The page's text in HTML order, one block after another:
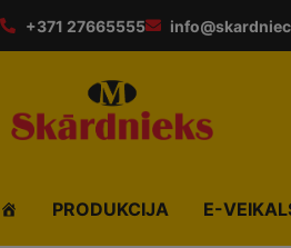
+371 27665555
PRODUKCIJA E-